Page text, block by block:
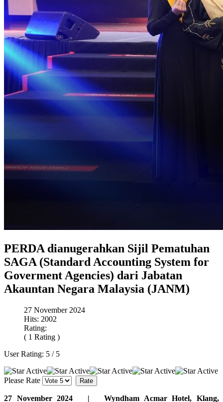
PERDA dianugerahkan Sijil Pematuhan
SAGA (Standard Accounting System for
Goverment Agencies) dari Jabatan
Akauntan Negara Malaysia (JANM)
27 November 2024
Hits: 2002
Rating:
( 1 Rating )
User Rating: 5 / 5
Please Rate
27 November 2024 | Wyndham Acmar Hotel, Klang,